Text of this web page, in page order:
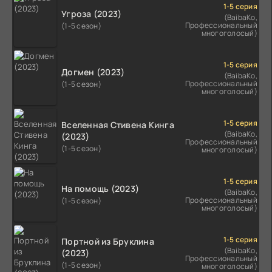
Угроза (2023)
(1-5 сезон)
1-5 серия
(BaibaKo,
Профессиональный
многоголосый)
Догмен (2023)
(1-5 сезон)
1-5 серия
(BaibaKo,
Профессиональный
многоголосый)
Вселенная Стивена Кинга
(2023)
(1-5 сезон)
1-5 серия
(BaibaKo,
Профессиональный
многоголосый)
На помощь (2023)
(1-5 сезон)
1-5 серия
(BaibaKo,
Профессиональный
многоголосый)
Портной из Бруклина
(2023)
(1-5 сезон)
1-5 серия
(BaibaKo,
Профессиональный
многоголосый)